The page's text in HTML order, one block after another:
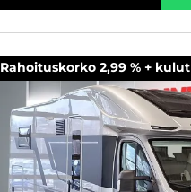
Rahoituskorko 2,99 % + kulut